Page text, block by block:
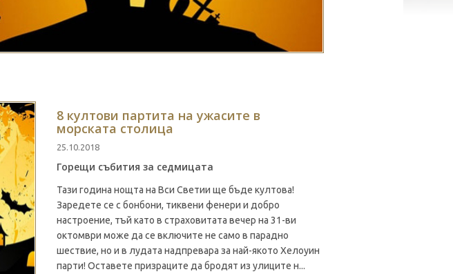
8 култови партита на ужасите в
морската столица
25.10.2018
Горещи събития за седмицата
Тази година нощта на Вси Светии ще бъде култова!
Заредете се с бонбони, тиквени фенери и добро
настроение, тъй като в страховитата вечер на 31-ви
октомври може да се включите не само в парадно
шествие, но и в лудата надпревара за най-якото Хелоуин
парти! Оставете призраците да бродят из улиците н...